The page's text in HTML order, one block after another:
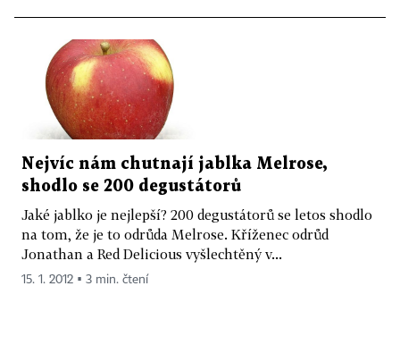
Nejvíc nám chutnají jablka Melrose,
shodlo se 200 degustátorů
Jaké jablko je nejlepší? 200 degustátorů se letos shodlo
na tom, že je to odrůda Melrose. Kříženec odrůd
Jonathan a Red Delicious vyšlechtěný v...
15. 1. 2012 ▪ 3 min. čtení